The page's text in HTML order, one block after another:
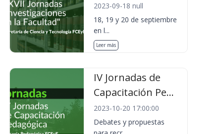
2023-09-18 null
18, 19 y 20 de septiembre
en l...
Leer más
IV Jornadas de
Capacitación Pe...
2023-10-20 17:00:00
Debates y propuestas